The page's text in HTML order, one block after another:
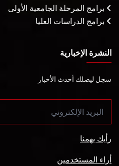
برامج المرحلة الجامعية الأولى
برامج الدراسات العليا
النشرة الإخبارية
سجل ليصلك أحدث الأخبار
رأيك يهمنا
أراء المستخدمين